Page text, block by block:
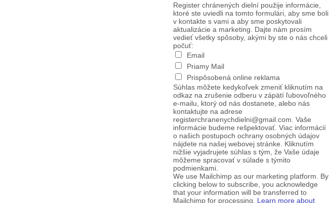
Register chránených dielní použije informácie,
ktoré ste uviedli na tomto formulári, aby sme boli
v kontakte s vami a aby sme poskytovali
aktualizácie a marketing. Dajte nám prosím
vedieť všetky spôsoby, akými by ste o nás chceli
počuť:
Email
Priamy Mail
Prispôsobená online reklama
Súhlas môžete kedykoľvek zmeniť kliknutím na
odkaz na zrušenie odberu v zápätí ľubovoľného
e-mailu, ktorý od nás dostanete, alebo nás
kontaktujte na adrese
registerchranenychdielni@gmail.com. Vaše
informácie budeme rešpektovať. Viac informácií
o našich postupoch ochrany osobných údajov
nájdete na našej webovej stránke. Kliknutím
nižšie vyjadrujete súhlas s tým, že Vaše údaje
môžeme spracovať v súlade s týmito
podmienkami.
We use Mailchimp as our marketing platform. By
clicking below to subscribe, you acknowledge
that your information will be transferred to
Mailchimp for processing. Learn more about